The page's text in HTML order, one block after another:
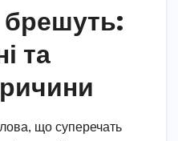
та
що суперечать